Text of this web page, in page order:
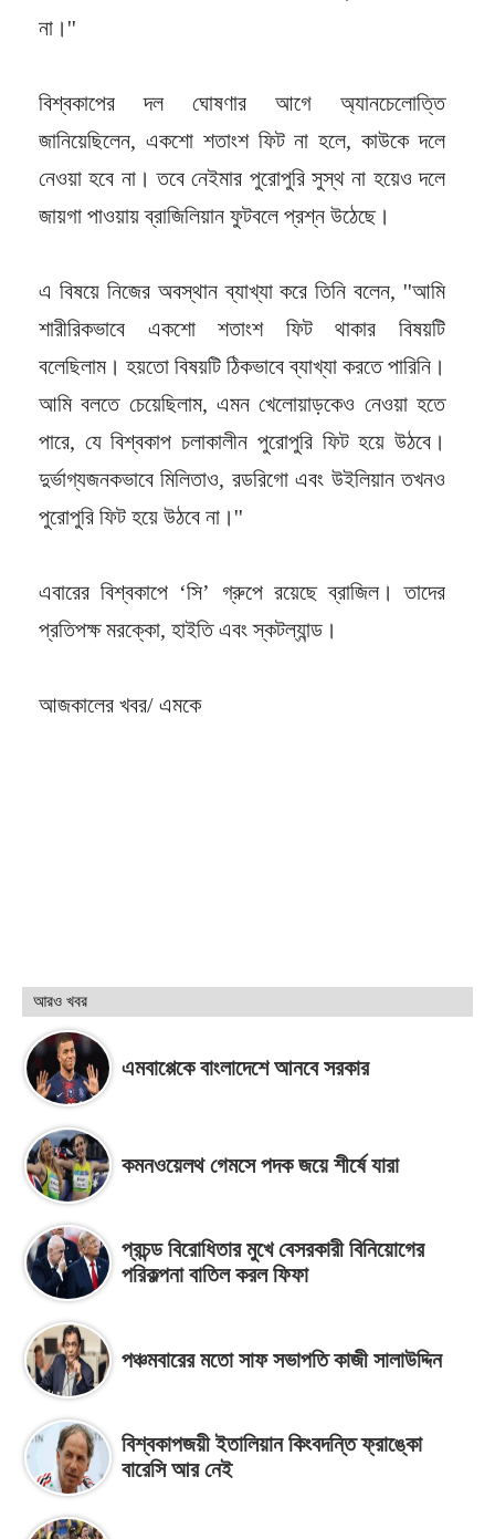
না।''
বিশ্বকাপের দল ঘোষণার আগে অ্যানচেলোত্তি
জানিয়েছিলেন, একশো শতাংশ ফিট না হলে, কাউকে দলে
নেওয়া হবে না। তবে নেইমার পুরোপুরি সুস্থ না হয়েও দলে
জায়গা পাওয়ায় ব্রাজিলিয়ান ফুটবলে প্রশ্ন উঠেছে।
এ বিষয়ে নিজের অবস্থান ব্যাখ্যা করে তিনি বলেন, ''আমি
শারীরিকভাবে একশো শতাংশ ফিট থাকার বিষয়টি
বলেছিলাম। হয়তো বিষয়টি ঠিকভাবে ব্যাখ্যা করতে পারিনি।
আমি বলতে চেয়েছিলাম, এমন খেলোয়াড়কেও নেওয়া হতে
পারে, যে বিশ্বকাপ চলাকালীন পুরোপুরি ফিট হয়ে উঠবে।
দুর্ভাগ্যজনকভাবে মিলিতাও, রডরিগো এবং উইলিয়ান তখনও
পুরোপুরি ফিট হয়ে উঠবে না।''
এবারের বিশ্বকাপে ‘সি’ গ্রুপে রয়েছে ব্রাজিল। তাদের
প্রতিপক্ষ মরক্কো, হাইতি এবং স্কটল্যান্ড।
আজকালের খবর/ এমকে
আরও খবর
এমবাপ্পেকে বাংলাদেশে আনবে সরকার
কমনওয়েলথ গেমসে পদক জয়ে শীর্ষে যারা
প্রচন্ড বিরোধিতার মুখে বেসরকারী বিনিয়োগের
পরিকল্পনা বাতিল করল ফিফা
পঞ্চমবারের মতো সাফ সভাপতি কাজী সালাউদ্দিন
বিশ্বকাপজয়ী ইতালিয়ান কিংবদন্তি ফ্রাঙ্কো
বারেসি আর নেই